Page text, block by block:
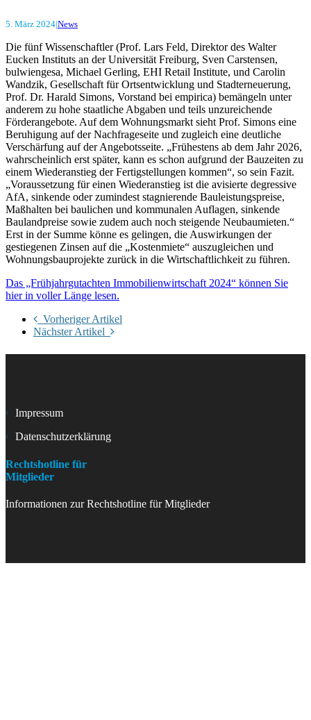
5. März 2024|News
Die fünf Wissenschaftler (Prof. Lars Feld, Direktor des Walter
Eucken Instituts an der Universität Freiburg, Sven Carstensen,
bulwiengesa, Michael Gerling, EHI Retail Institute, und Carolin
Wandzik, Gesellschaft für Ortsentwicklung und Stadterneuerung,
Prof. Dr. Harald Simons, Vorstand bei empirica) bemängeln unter
anderem zu hohe staatliche Abgaben und teils unzureichende
Förderangebote. Auf dem Wohnungsmarkt sieht Prof. Simons eine
Beruhigung auf der Nachfrageseite und zugleich eine deutliche
Verschärfung auf der Angebotsseite. „Frühestens ab dem Jahr 2026,
wahrscheinlich erst später, kann es schon aufgrund der Bauzeiten zu
einem Wiederanstieg der Fertigstellungen kommen“, so sein Fazit.
„Voraussetzung für einen Wiederanstieg ist die avisierte degressive
AfA, sinkende oder zumindest stagnierende Bauleistungspreise,
Maßhalten bei baulichen und kommunalen Auflagen, sinkende
Baulandpreise sowie zudem auch noch steigende Neubaumieten.“
Erst in der Summe könne es gelingen, die Auswirkungen der
gestiegenen Zinsen auf die „Kostenmiete“ auszugleichen und
Wohnungsbauprojekte zurück in die Wirtschaftlichkeit zu führen.
Das „Frühjahrgutachten Immobilienwirtschaft 2024“ können Sie
hier in voller Länge lesen.
Vorheriger Artikel
Nächster Artikel
Impressum
Datenschutzerklärung
Rechtshotline für
Mitglieder
Informationen zur Rechtshotline für Mitglieder